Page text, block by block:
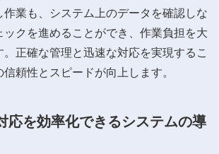
作業も、システム上のデータを確認しな
ックを進めることができ、作業負担を大
正確な管理と迅速な対応を実現するこ
頼性とスピードが向上します。
応を効率化できるシステムの導